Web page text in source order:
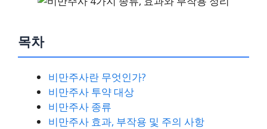
목차
비만주사란 무엇인가?
비만주사 투약 대상
비만주사 종류
비만주사 효과, 부작용 및 주의 사항